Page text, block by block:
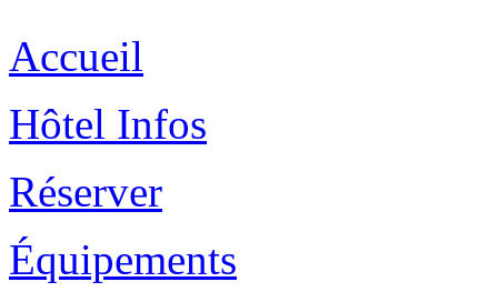
Accueil
Hôtel Infos
Réserver
Équipements